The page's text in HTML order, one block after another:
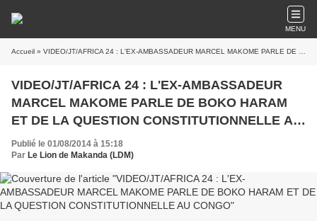
MENU
Accueil » VIDEO/JT/AFRICA 24 : L'EX-AMBASSADEUR MARCEL MAKOME PARLE DE BOKO HARAM ET DE LA QUESTION CONSTITUTIONNELLE AU CONGO
VIDEO/JT/AFRICA 24 : L'EX-AMBASSADEUR
MARCEL MAKOME PARLE DE BOKO HARAM
ET DE LA QUESTION CONSTITUTIONNELLE AU
CONGO
Publié le 01/08/2014 à 15:18
Par Le Lion de Makanda (LDM)